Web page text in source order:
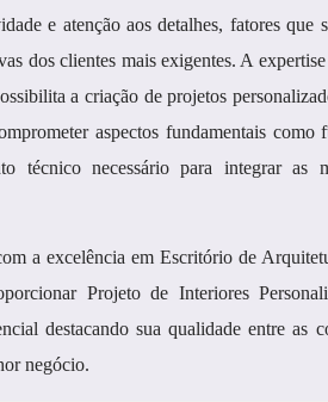
e atenção aos detalhes, fatores que
dos clientes mais exigentes. A
a criação de projetos
aspectos fundamentais como
técnico necessário para integrar as
a excelência em Escritório de
Projeto de Interiores
destacando sua qualidade entre
negócio.